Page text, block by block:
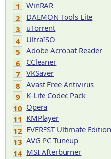
1
WinRAR
2
DAEMON Tools Lite
3
uTorrent
4
UltraISO
5
Adobe Acrobat Reader
6
CCleaner
7
VKSaver
8
Avast Free Antivirus
9
K-Lite Codec Pack
10 Opera
11 KMPlayer
12 EVEREST Ultimate Edition
13 AVG PC Tuneup
14 MSI Afterburner